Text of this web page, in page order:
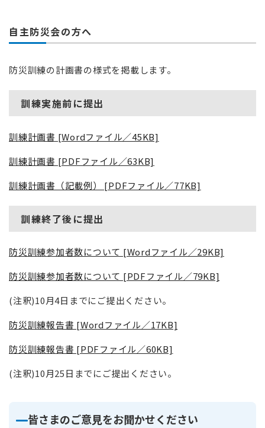
自主防災会の方へ
防災訓練の計画書の様式を掲載します。
訓練実施前に提出
訓練計画書 [Wordファイル／45KB]
訓練計画書 [PDFファイル／63KB]
訓練計画書（記載例） [PDFファイル／77KB]
訓練終了後に提出
防災訓練参加者数について [Wordファイル／29KB]
防災訓練参加者数について [PDFファイル／79KB]
(注釈)10月4日までにご提出ください。
防災訓練報告書 [Wordファイル／17KB]
防災訓練報告書 [PDFファイル／60KB]
(注釈)10月25日までにご提出ください。
皆さまのご意見をお聞かせください